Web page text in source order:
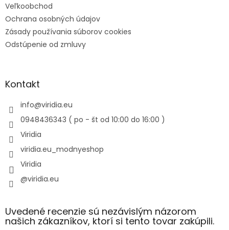
Veľkoobchod
Ochrana osobných údajov
Zásady používania súborov cookies
Odstúpenie od zmluvy
Kontakt
info@viridia.eu
0948436343 ( po - št od 10:00 do 16:00 )
Viridia
viridia.eu_modnyeshop
Viridia
@viridia.eu
Uvedené recenzie sú nezávislým názorom
našich zákazníkov, ktorí si tento tovar zakúpili.